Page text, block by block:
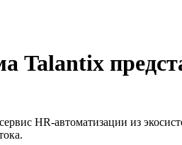
Talantix
HR-автоматизации из